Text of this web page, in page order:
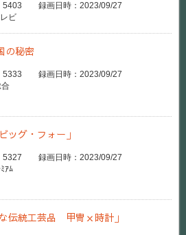
録画日時：2023/09/27
ビ
の秘密
録画日時：2023/09/27
ッグ・フォー」
録画日時：2023/09/27
ｱﾑ
伝統工芸品 甲冑ｘ時計」